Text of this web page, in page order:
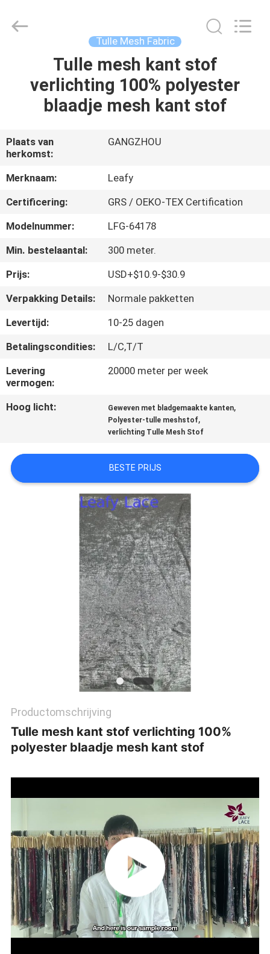
PRODUCTEN
OVER
ONS
FABRIEKSREIS
CONTACTEER
ONS
VRAAG
EEN
OFFERTE
SITEMAP
PRIVACYBELEID
Ltd..
Tulle Mesh Fabric
Tulle mesh kant stof
verlichting 100% polyester
blaadje mesh kant stof
Plaats van
herkomst:
GANGZHOU
Merknaam:
Leafy
Certificering:
GRS / OEKO-TEX Certification
Modelnummer:
LFG-64178
Min. bestelaantal:
300 meter.
Prijs:
USD+$10.9-$30.9
Verpakking Details:
Normale pakketten
Levertijd:
10-25 dagen
Betalingscondities:
L/C,T/T
Levering
vermogen:
20000 meter per week
Hoog licht: Geweven met bladgemaakte kanten,
Polyester-tulle meshstof,
verlichting Tulle Mesh Stof
BESTE PRIJS
Productomschrijving
Tulle mesh kant stof verlichting 100%
polyester blaadje mesh kant stof